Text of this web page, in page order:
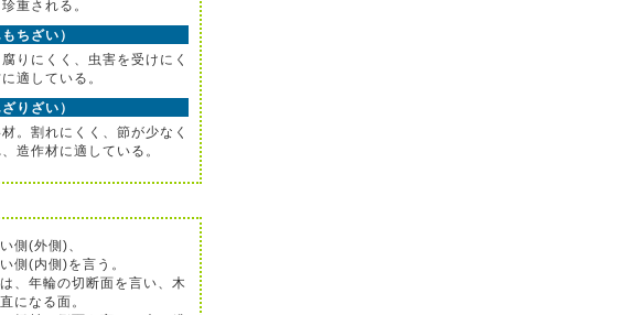
重される。
ちざい）
りにくく、虫害を受けにく
適している。
りざい）
。割れにくく、節が少なく
、造作材に適している。
側(外側)、
側(内側)を言う。
は、年輪の切断面を言い、木
になる面。